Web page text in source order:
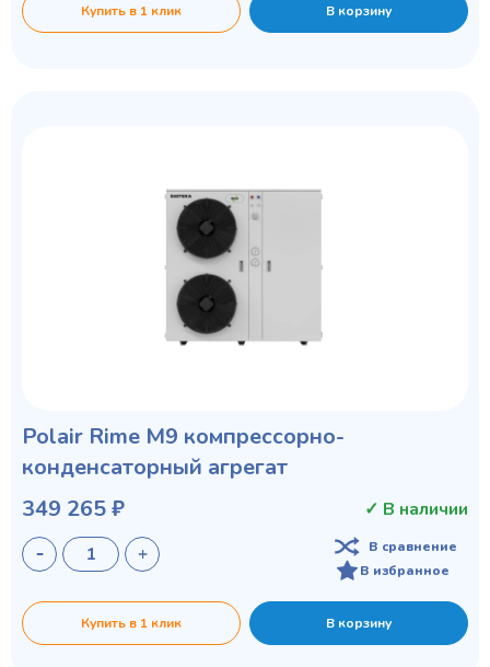
Купить в 1 клик В корзину
Polair Rime M9 компрессорно-
конденсаторный агрегат
349 265 ₽
✓ В наличии
В сравнение
В избранное
Купить в 1 клик В корзину